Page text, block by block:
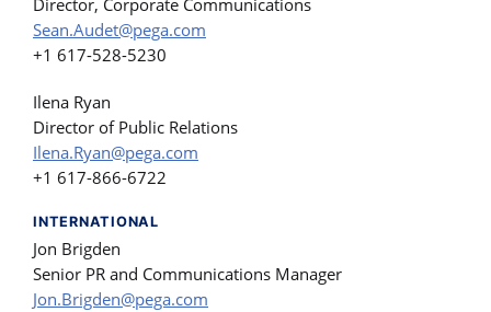
Sean.Audet@pega.com
+1 617-528-5230
Ilena Ryan
Director of Public Relations
Ilena.Ryan@pega.com
+1 617-866-6722
INTERNATIONAL
Jon Brigden
Senior PR and Communications Manager
Jon.Brigden@pega.com